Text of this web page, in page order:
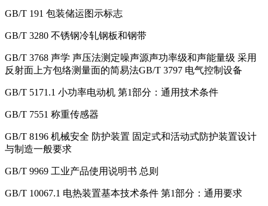
GB/T 191 包装储运图示标志
GB/T 3280 不锈钢冷轧钢板和钢带
GB/T 3768 声学 声压法测定噪声源声功率级和声能量级 采用
反射面上方包络测量面的简易法GB/T 3797 电气控制设备
GB/T 5171.1 小功率电动机 第1部分：通用技术条件
GB/T 7551 称重传感器
GB/T 8196 机械安全 防护装置 固定式和活动式防护装置设计
与制造一般要求
GB/T 9969 工业产品使用说明书 总则
GB/T 10067.1 电热装置基本技术条件 第1部分：通用要求